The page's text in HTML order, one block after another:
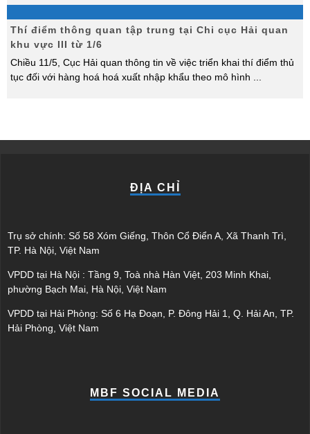
Thí điểm thông quan tập trung tại Chi cục Hải quan
khu vực III từ 1/6
Chiều 11/5, Cục Hải quan thông tin về việc triển khai thí điểm thủ
tục đối với hàng hoá hoá xuất nhập khẩu theo mô hình
ĐỊA CHỈ
Trụ sở chính: Số 58 Xóm Giếng, Thôn Cổ Điển A, Xã Thanh Trì,
TP. Hà Nội, Việt Nam
VPDD tại Hà Nội : Tầng 9, Toà nhà Hàn Việt, 203 Minh Khai,
phường Bạch Mai, Hà Nội, Việt Nam
VPDD tại Hải Phòng: Số 6 Hạ Đoạn, P. Đông Hải 1, Q. Hải An, TP.
Hải Phòng, Việt Nam
MBF SOCIAL MEDIA